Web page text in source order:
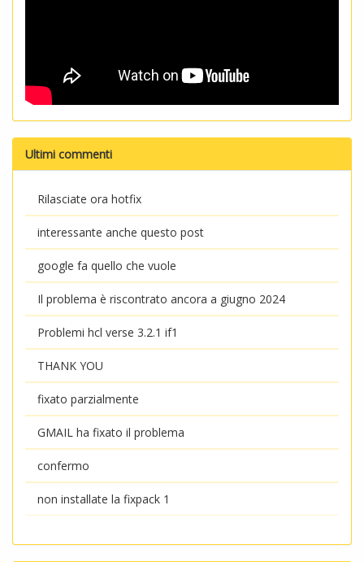
Ultimi commenti
Rilasciate ora hotfix
interessante anche questo post
google fa quello che vuole
Il problema è riscontrato ancora a giugno 2024
Problemi hcl verse 3.2.1 if1
THANK YOU
fixato parzialmente
GMAIL ha fixato il problema
confermo
non installate la fixpack 1